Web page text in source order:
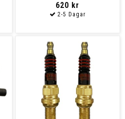
620 kr